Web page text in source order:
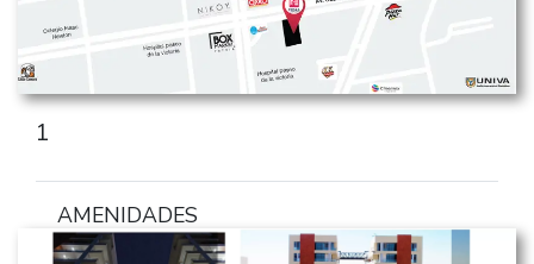
1
AMENIDADES